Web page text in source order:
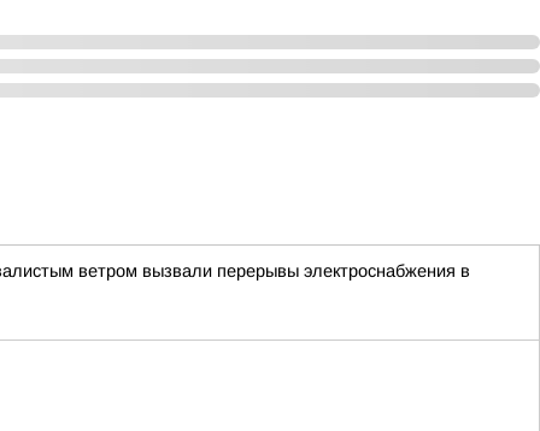
ветром вызвали перерывы электроснабжения в